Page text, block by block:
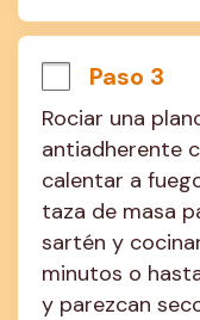
Paso 3
Rociar una
antiadherente
calentar a
taza de masa
sartén y
minutos o
y parezcan